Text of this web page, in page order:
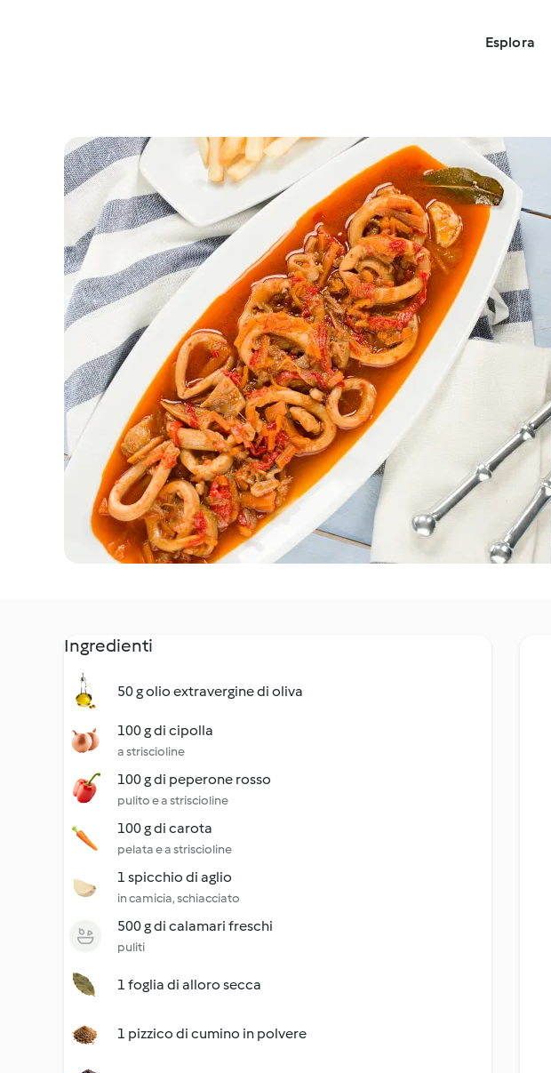
Esplora
Ingredienti
50 g olio extravergine di oliva
100 g di cipolla
a striscioline
100 g di peperone rosso
pulito e a striscioline
100 g di carota
pelata e a striscioline
1 spicchio di aglio
in camicia, schiacciato
500 g di calamari freschi
puliti
1 foglia di alloro secca
1 pizzico di cumino in polvere